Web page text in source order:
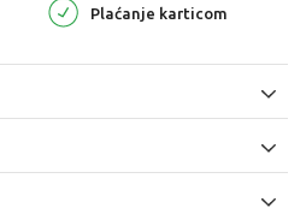
Plaćanje karticom